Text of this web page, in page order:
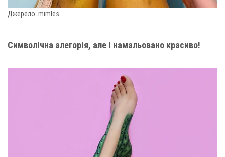
Джерело: mimles
Символічна алегорія, але і намальовано красиво!